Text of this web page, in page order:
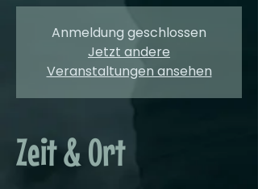
Anmeldung geschlossen
Jetzt andere
Veranstaltungen ansehen
Zeit & Ort